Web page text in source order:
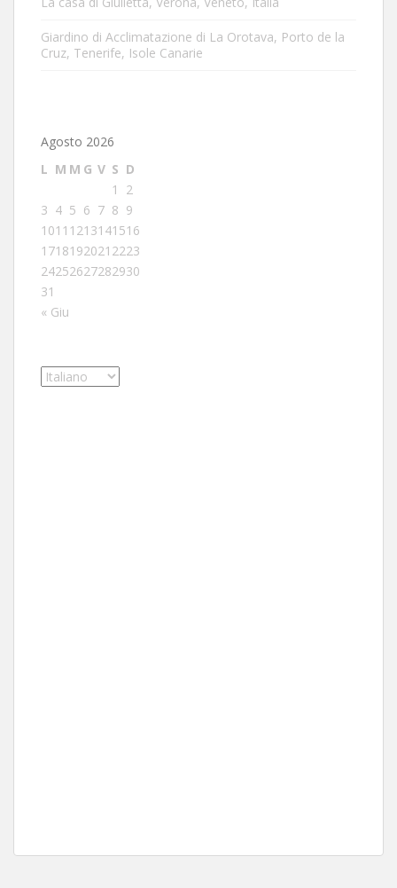
Giardino di Acclimatazione di La Orotava, Porto de la
Cruz, Tenerife, Isole Canarie
Agosto 2026
L M M G V S D
1
2
3 4 5 6 7 8 9
1011 1213141516
1718192021 2223
24252627282930
31
« Giu
Scegli